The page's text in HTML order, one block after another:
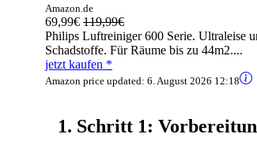
Amazon.de
69,99€ 119,99€
Philips Luftreiniger 600 Serie. Ultraleise
Schadstoffe. Für Räume bis zu 44m2....
jetzt kaufen *
Amazon price updated: 6. August 2026 12:18
1. Schritt 1: